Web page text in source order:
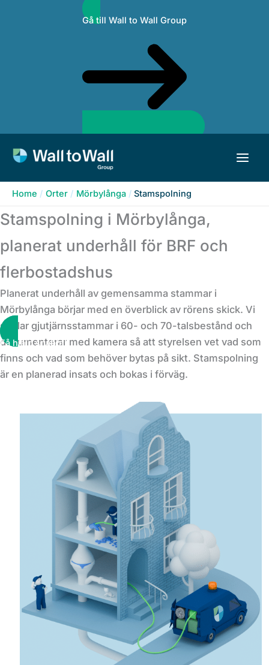
Gå till Wall to Wall Group
Home Orter Mörbylånga Stamspolning
Stamspolning i Mörbylånga,
planerat underhåll för BRF och
flerbostadshus
Planerat underhåll av gemensamma stammar i
Mörbylånga börjar med en överblick av rörens skick. Vi
spolar gjutjärnsstammar i 60- och 70-talsbestånd och
dokumenterar med kamera så att styrelsen vet vad som
finns och vad som behöver bytas på sikt. Stamspolning
är en planerad insats och bokas i förväg.
Få hjälp snabbt!